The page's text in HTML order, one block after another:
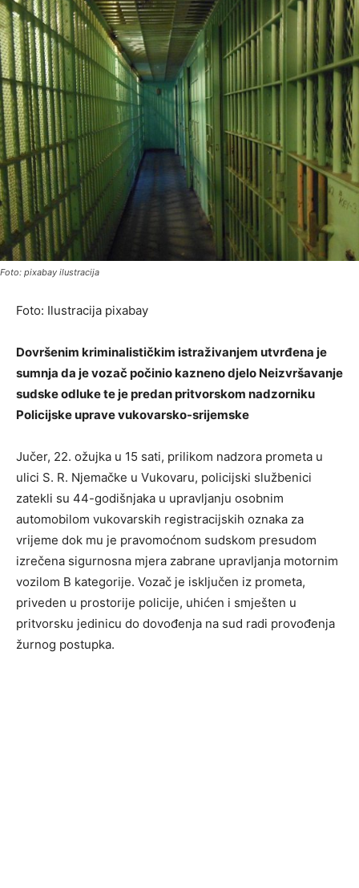
Foto: pixabay ilustracija
Foto: Ilustracija pixabay
Dovršenim kriminalističkim istraživanjem utvrđena je
sumnja da je vozač počinio kazneno djelo Neizvršavanje
sudske odluke te je predan pritvorskom nadzorniku
Policijske uprave vukovarsko-srijemske
Jučer, 22. ožujka u 15 sati, prilikom nadzora prometa u
ulici S. R. Njemačke u Vukovaru, policijski službenici
zatekli su 44-godišnjaka u upravljanju osobnim
automobilom vukovarskih registracijskih oznaka za
vrijeme dok mu je pravomoćnom sudskom presudom
izrečena sigurnosna mjera zabrane upravljanja motornim
vozilom B kategorije. Vozač je isključen iz prometa,
priveden u prostorije policije, uhićen i smješten u
pritvorsku jedinicu do dovođenja na sud radi provođenja
žurnog postupka.